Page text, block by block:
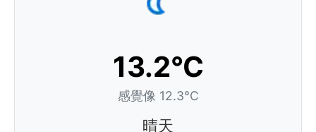
13.2°C
感覺像 12.3°C
晴天